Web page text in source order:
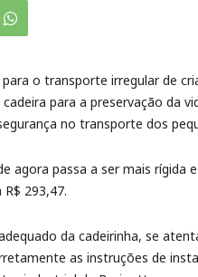
o transporte irregular de
para a preservação da
no transporte dos
agora passa a ser mais rígida
293,47.
da cadeirinha, se
as instruções de